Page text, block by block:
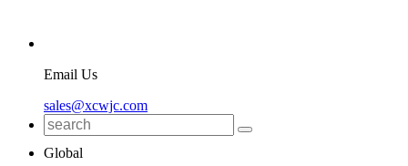
Email Us
sales@xcwjc.com
Global